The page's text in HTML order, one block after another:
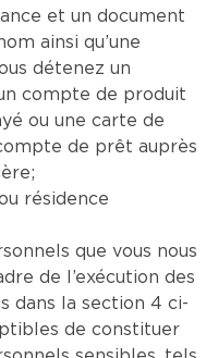
et un document
ainsi qu’une
détenez un
compte de produit
ou une carte de
de prêt auprès
résidence
que vous nous
de l’exécution des
dans la section 4 ci-
de constituer